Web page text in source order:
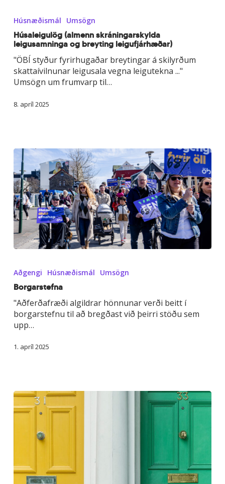
skráningarskylda
leigusamninga
og
breyting
leigufjárhæðar)
Húsnæðismál Umsögn
Húsaleigulög (almenn skráningarskylda
leigusamninga og breyting leigufjárhæðar)
"ÖBÍ styður fyrirhugaðar breytingar á skilyrðum
skattaívilnunar leigusala vegna leigutekna ..."
Umsögn um frumvarp til…
8. apríl 2025
Aðgengi Húsnæðismál Umsögn
Borgarstefna
"Aðferðafræði algildrar hönnunar verði beitt í
borgarstefnu til að bregðast við þeirri stöðu sem
upp…
1. apríl 2025